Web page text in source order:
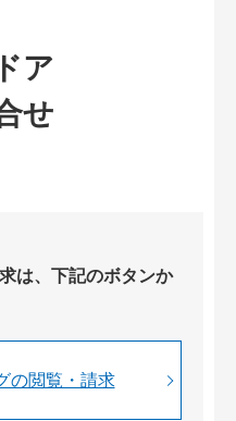
ア
せ
は、下記のボタンか
の閲覧・請求